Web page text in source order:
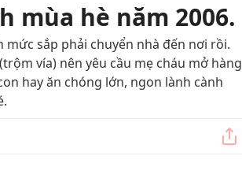
mùa hè năm 2006.
sắp phải chuyển nhà đến nơi rồi.
vía) nên yêu cầu mẹ cháu mở hàng
hay ăn chóng lớn, ngon lành cành